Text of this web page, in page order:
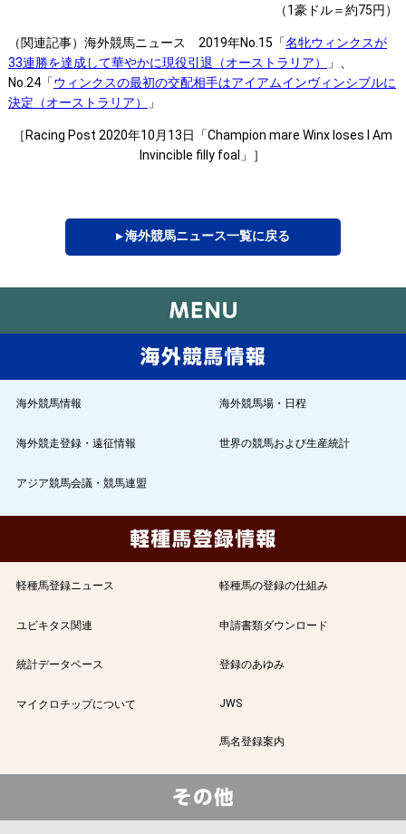
（1豪ドル＝約75円）
（関連記事）海外競馬ニュース 2019年No.15「名牝ウィンクスが
33連勝を達成して華やかに現役引退（オーストラリア）
」、
No.24「ウィンクスの最初の交配相手はアイアムインヴィンシブルに
決定（オーストラリア）
」
［Racing Post 2020年10月13日「Champion mare Winx loses I Am
Invincible filly foal」］
▸ 海外競馬ニュース一覧に戻る
海外競馬情報 海外競馬場・日程
海外競走登録・遠征情報 世界の競馬および生産統計
アジア競馬会議・競馬連盟
軽種馬登録ニュース 軽種馬の登録の仕組み
ユビキタス関連 申請書類ダウンロード
統計データベース 登録のあゆみ
マイクロチップについて JWS
馬名登録案内